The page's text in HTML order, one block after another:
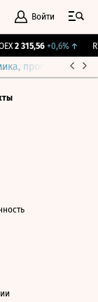
Войти
2 315,56 +0,6%↑
прогнозы